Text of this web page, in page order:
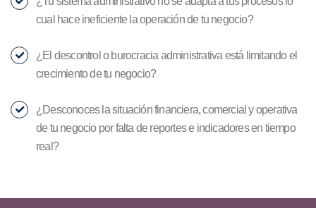
cual hace ineficiente la operación de tu negocio?
¿El descontrol o burocracia administrativa está limitando el
crecimiento de tu negocio?
¿Desconoces la situación financiera, comercial y operativa
de tu negocio por falta de reportes e indicadores en tiempo
real?